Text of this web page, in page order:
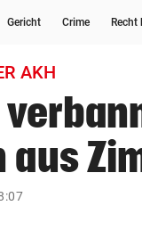
Gericht Crime Recht
AKH
aus